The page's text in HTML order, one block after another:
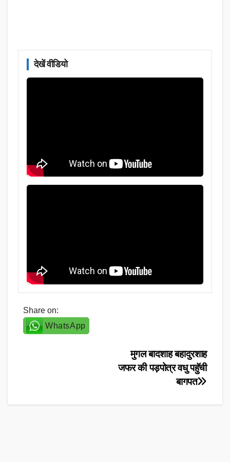
देखें वीडियो
Share on:
WhatsApp
मुगल बादशाह बहादुरशाह
जफर की पड़पोत्र वधु पहुॅची
बागपत